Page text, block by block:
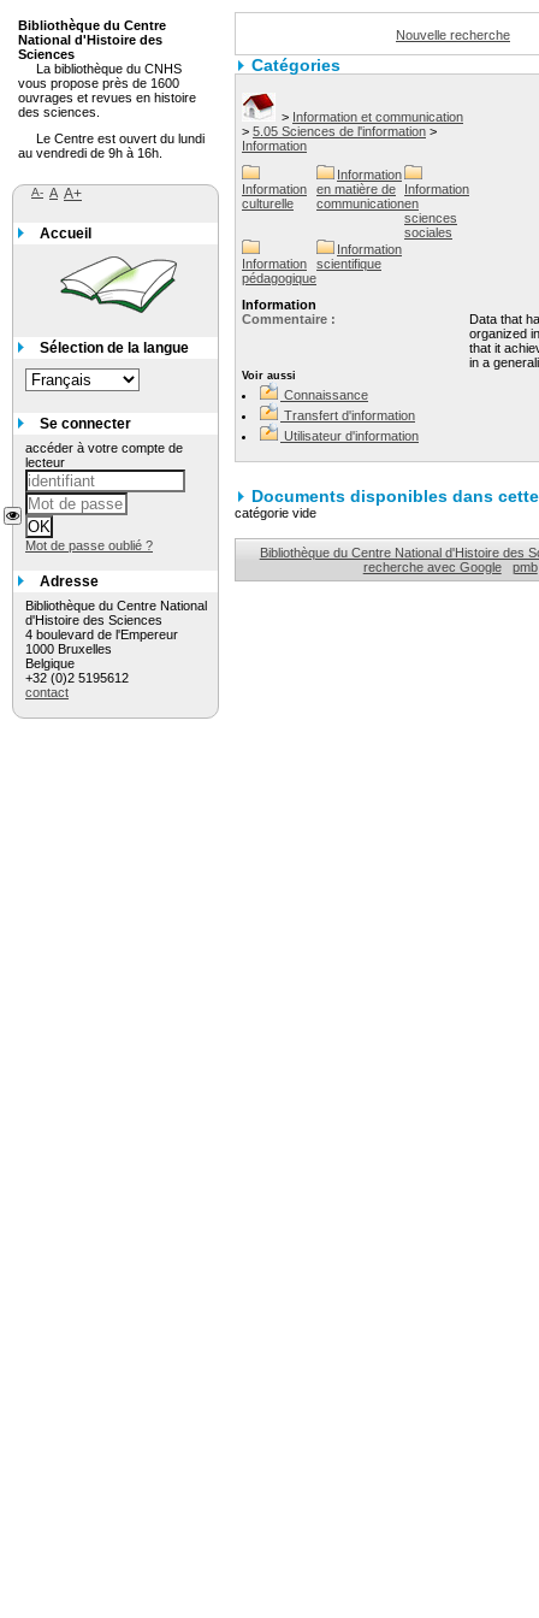
Nouvelle recherche
Catégories
> Information et communication
> 5.05 Sciences de l'information >
Information
Information
culturelle
Information
en matière de
communication
Information
en
sciences
sociales
Information
pédagogique
Information
scientifique
Information
Commentaire :
Data that
organized
that it
in a
Voir aussi
Connaissance
Transfert d'information
Utilisateur d'information
Documents disponibles dans
catégorie vide
Bibliothèque du Centre National d'Histoire des
recherche avec Google
pmb
Bibliothèque du Centre
National d'Histoire des
Sciences
La bibliothèque du CNHS
vous propose près de 1600
ouvrages et revues en histoire
des sciences.
Le Centre est ouvert du lundi
au vendredi de 9h à 16h.
A- A A+
Accueil
Sélection de la langue
Se connecter
accéder à votre compte de
lecteur
Mot de passe oublié ?
Adresse
Bibliothèque du Centre National
d'Histoire des Sciences
4 boulevard de l'Empereur
1000 Bruxelles
Belgique
+32 (0)2 5195612
contact